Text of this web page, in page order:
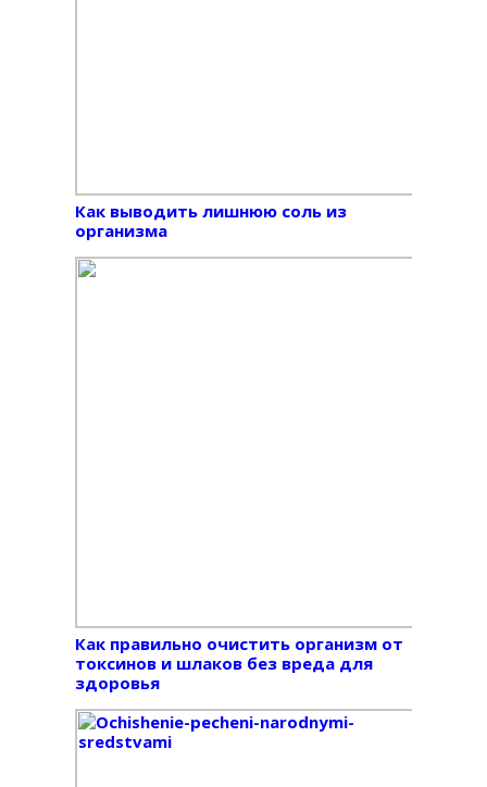
Как выводить лишнюю соль из
организма
Как правильно очистить организм от
токсинов и шлаков без вреда для
здоровья